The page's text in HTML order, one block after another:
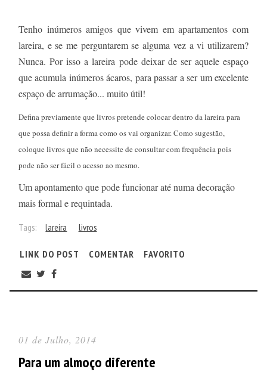
Tenho inúmeros amigos que vivem em apartamentos com
lareira, e se me perguntarem se alguma vez a vi utilizarem?
Nunca. Por isso a lareira pode deixar de ser aquele espaço
que acumula inúmeros ácaros, para passar a ser um excelente
espaço de arrumação... muito útil!
Defina previamente que livros pretende colocar dentro da lareira para
que possa definir a forma como os vai organizar. Como sugestão,
coloque livros que não necessite de consultar com frequência pois
pode não ser fácil o acesso ao mesmo.
Um apontamento que pode funcionar até numa decoração
mais formal e requintada.
Tags: lareira livros
LINK DO POST COMENTAR FAVORITO
01 de Julho, 2014
Para um almoço diferente